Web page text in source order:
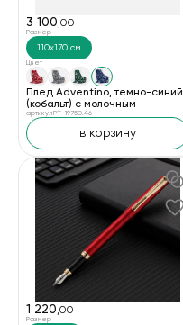
3 100,00
Размер
110x170 см
Цвет
Плед Adventino, темно-синий
(кобальт) с молочным
артикул PT-19750.46
в корзину
1 220,00
Размер